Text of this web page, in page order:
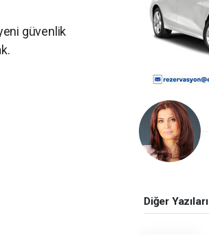
güvenlik
Diğer Yazıları